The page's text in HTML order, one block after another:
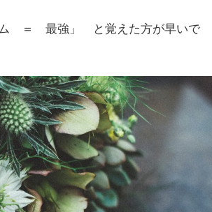
ム ＝ 最強」 と覚えた方が早いで